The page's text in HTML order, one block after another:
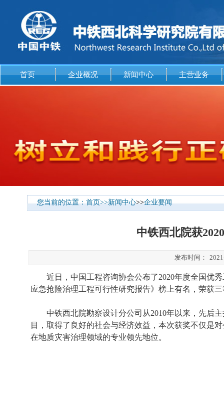
首页 企业概况 新闻中心 主营业务
您当前的位置：首页>>新闻中心>>企业要闻
中铁西北院获
发布时间：
近日，中国工程咨询协会公布了2020年度全国优
应急抢险治理工程可行性研究报告》榜上有名，荣获
中铁西北院勘察设计分公司从2010年以来，先后
目，取得了良好的社会与经济效益，本次获奖不仅是
在地质灾害治理领域的专业领先地位。